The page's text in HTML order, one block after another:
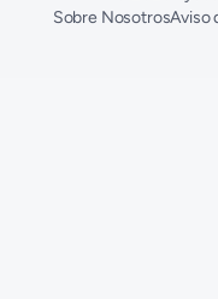
Sobre NosotrosAviso